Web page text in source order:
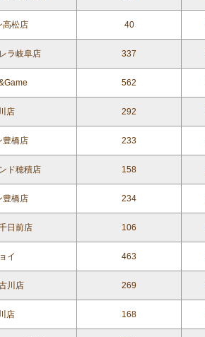
高松店 40
ラ岐阜店 337
562
店 292
豊橋店 233
ド穂積店 158
豊橋店 234
日前店 106
イ 463
川店 269
店 168